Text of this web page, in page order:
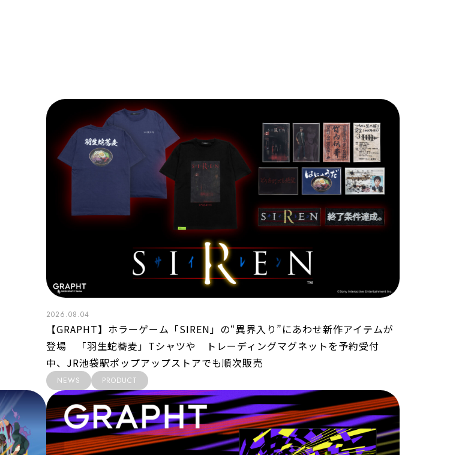
2026.08.04
【GRAPHT】ホラーゲーム「SIREN」の“異界入り”にあわせ新作アイテムが
登場 「羽生蛇蕎麦」Tシャツや トレーディングマグネットを予約受付
中、JR池袋駅ポップアップストアでも順次販売
NEWS PRODUCT